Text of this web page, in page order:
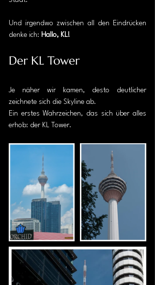
Und irgendwo zwischen all den Eindrücken
denke ich: Hallo, KL!
Der KL Tower
Je näher wir kamen, desto deutlicher
zeichnete sich die Skyline ab.
Ein erstes Wahrzeichen, das sich über alles
erhob: der KL Tower.